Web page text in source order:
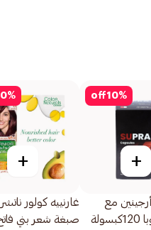
10%
off
+
مع
%
+
غارنييه كولور